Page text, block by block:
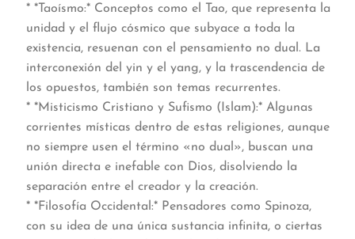
* *Taoísmo:* Conceptos como el Tao, que representa la
unidad y el flujo cósmico que subyace a toda la
existencia, resuenan con el pensamiento no dual. La
interconexión del yin y el yang, y la trascendencia de
los opuestos, también son temas recurrentes.
* *Misticismo Cristiano y Sufismo (Islam):* Algunas
corrientes místicas dentro de estas religiones, aunque
no siempre usen el término «no dual», buscan una
unión directa e inefable con Dios, disolviendo la
separación entre el creador y la creación.
* *Filosofía Occidental:* Pensadores como Spinoza,
con su idea de una única sustancia infinita, o ciertas